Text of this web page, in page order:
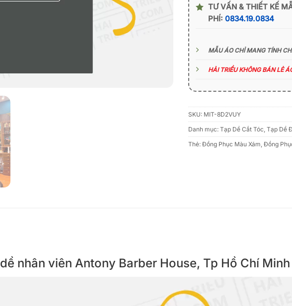
TƯ VẤN & THIẾT KẾ
PHÍ: 0834.19.0834
MẪU ÁO CHỈ MANG TÍNH
HẢI TRIỀU KHÔNG BÁN LẺ
SKU: MIT-8D2VUY
Danh mục: Tạp Dề Cắt Tóc Tạp Dề
Thẻ: Đồng Phục Màu Xám Đồng
nhân viên Antony Barber House, Tp Hồ Chí Minh